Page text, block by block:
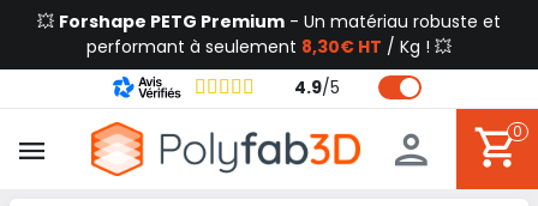
💥 Forshape PETG Premium - Un matériau robuste et
performant à seulement 8,30€ HT / Kg ! 💥
4.9/5
0